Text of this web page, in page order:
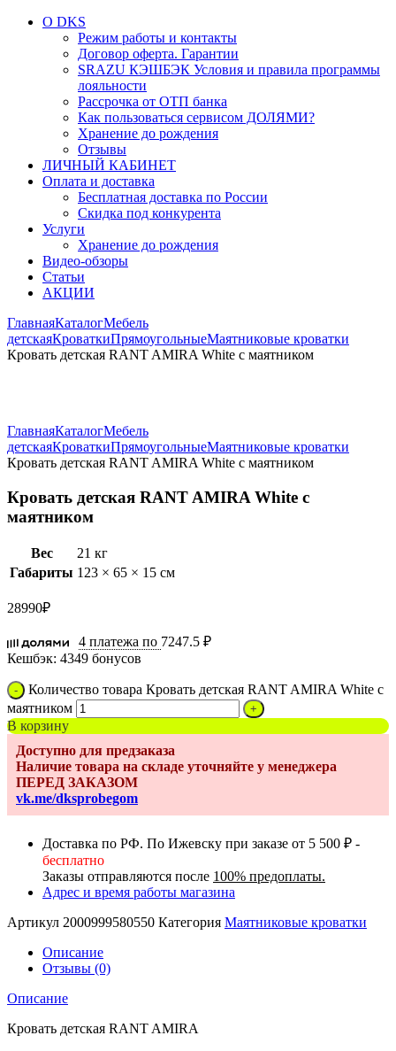
О DKS
Режим работы и контакты
Договор оферта. Гарантии
SRAZU КЭШБЭК Условия и правила программы
лояльности
Рассрочка от ОТП банка
Как пользоваться сервисом ДОЛЯМИ?
Хранение до рождения
Отзывы
ЛИЧНЫЙ КАБИНЕТ
Оплата и доставка
Бесплатная доставка по России
Скидка под конкурента
Услуги
Хранение до рождения
Видео-обзоры
Статьи
АКЦИИ
ГлавнаяКаталогМебель
детскаяКроваткиПрямоугольныеМаятниковые кроватки
Кровать детская RANT AMIRA White с маятником
ГлавнаяКаталогМебель
детскаяКроваткиПрямоугольныеМаятниковые кроватки
Кровать детская RANT AMIRA White с маятником
Кровать детская RANT AMIRA White с
маятником
Вес
21 кг
Габариты 123 × 65 × 15 см
28990₽
4 платежа по 7247.5 ₽
Кешбэк: 4349 бонусов
Количество товара Кровать детская RANT AMIRA White с
маятником
В корзину
Доступно для предзаказа
Наличие товара на складе уточняйте у менеджера
ПЕРЕД ЗАКАЗОМ
vk.me/dksprobegom
Доставка по РФ. По Ижевску при заказе от 5 500 ₽ -
бесплатно
Заказы отправляются после 100% предоплаты.
Адрес и время работы магазина
Артикул 2000999580550 Категория Маятниковые кроватки
Описание
Отзывы (0)
Описание
Кровать детская RANT AMIRA